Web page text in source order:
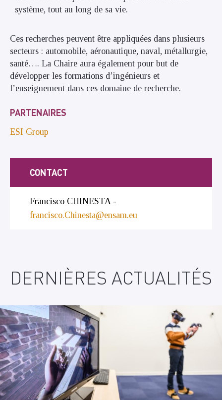
système, tout au long de sa vie.
Ces recherches peuvent être appliquées dans plusieurs
secteurs : automobile, aéronautique, naval, métallurgie,
santé…. La Chaire aura également pour but de
développer les formations d’ingénieurs et
l’enseignement dans ces domaine de recherche.
PARTENAIRES
ESI Group
CONTACT
Francisco CHINESTA -
francisco.Chinesta@ensam.eu
DERNIÈRES ACTUALITÉS